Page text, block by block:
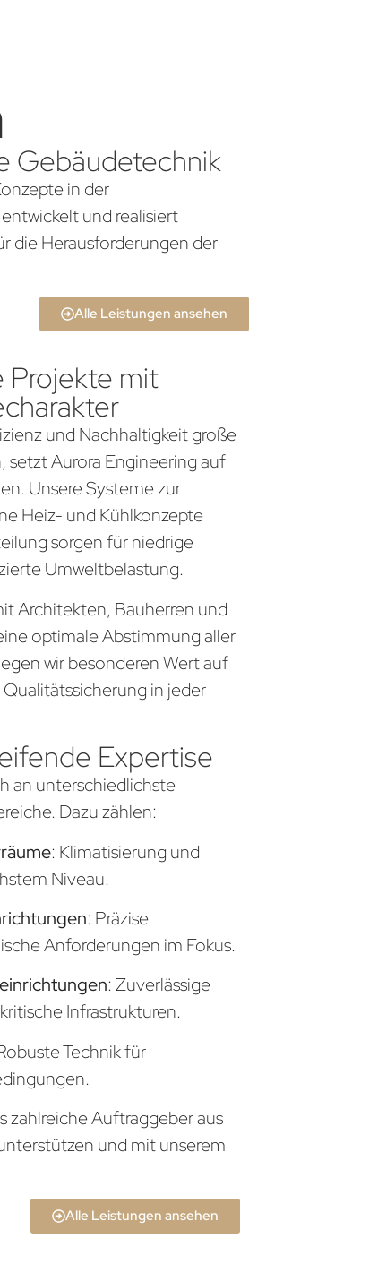
Gebäudetechnik
in der
und realisiert
die Herausforderungen der
Alle Leistungen ansehen
Projekte mit
und Nachhaltigkeit große
setzt Aurora Engineering auf
Unsere Systeme zur
Heiz- und Kühlkonzepte
sorgen für niedrige
Umweltbelastung.
Architekten, Bauherren und
optimale Abstimmung aller
wir besonderen Wert auf
in jeder
Expertise
an unterschiedlichste
Dazu zählen:
: Klimatisierung und
Niveau.
: Präzise
Anforderungen im Fokus.
: Zuverlässige
Infrastrukturen.
Technik für
zahlreiche Auftraggeber aus
und mit unserem
Alle Leistungen ansehen